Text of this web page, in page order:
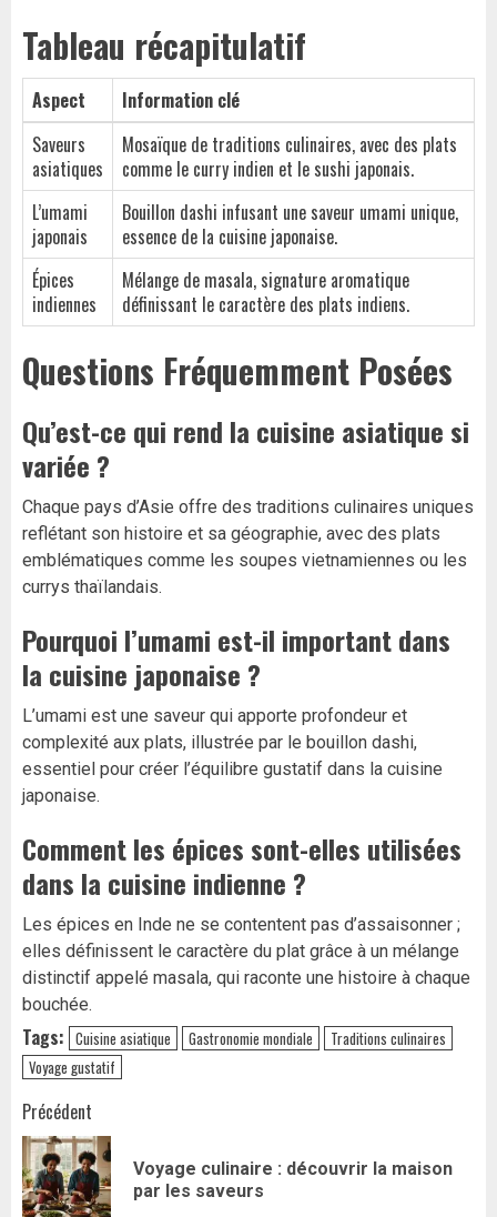
Tableau récapitulatif
Aspect
Information clé
Saveurs
asiatiques
Mosaïque de traditions culinaires, avec des plats
comme le curry indien et le sushi japonais.
L’umami
japonais
Bouillon dashi infusant une saveur umami unique,
essence de la cuisine japonaise.
Épices
indiennes
Mélange de masala, signature aromatique
définissant le caractère des plats indiens.
Questions Fréquemment Posées
Qu’est-ce qui rend la cuisine asiatique si
variée ?
Chaque pays d’Asie offre des traditions culinaires uniques
reflétant son histoire et sa géographie, avec des plats
emblématiques comme les soupes vietnamiennes ou les
currys thaïlandais.
Pourquoi l’umami est-il important dans
la cuisine japonaise ?
L’umami est une saveur qui apporte profondeur et
complexité aux plats, illustrée par le bouillon dashi,
essentiel pour créer l’équilibre gustatif dans la cuisine
japonaise.
Comment les épices sont-elles utilisées
dans la cuisine indienne ?
Les épices en Inde ne se contentent pas d’assaisonner ;
elles définissent le caractère du plat grâce à un mélange
distinctif appelé masala, qui raconte une histoire à chaque
bouchée.
Tags: Cuisine asiatique Gastronomie mondiale
Traditions culinaires
Voyage gustatif
Navigation
d’article
Précédent
Voyage culinaire : découvrir la maison
par les saveurs